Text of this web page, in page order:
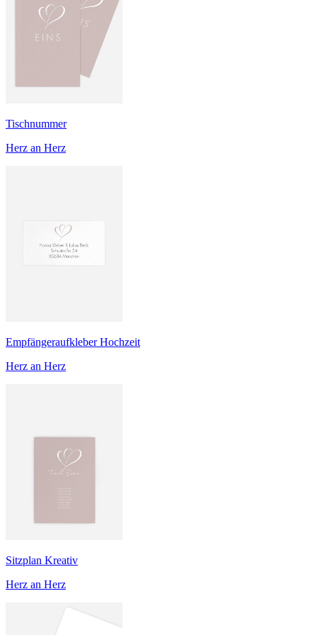
Tischnummer
Herz an Herz
Empfängeraufkleber Hochzeit
Herz an Herz
Sitzplan Kreativ
Herz an Herz